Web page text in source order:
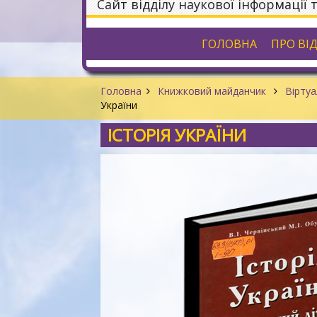
Сайт відділу наукової
ГОЛОВНА ПРО
Головна Книжковий майданчик
України
ІСТОРІЯ УКРАЇНИ